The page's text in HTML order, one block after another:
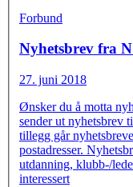
Forbund
Nyhetsbrev fra
27. juni 2018
Ønsker du å motta
sender ut nyhetsbrev
tillegg går
postadresser.
utdanning, klubb-/
interessert